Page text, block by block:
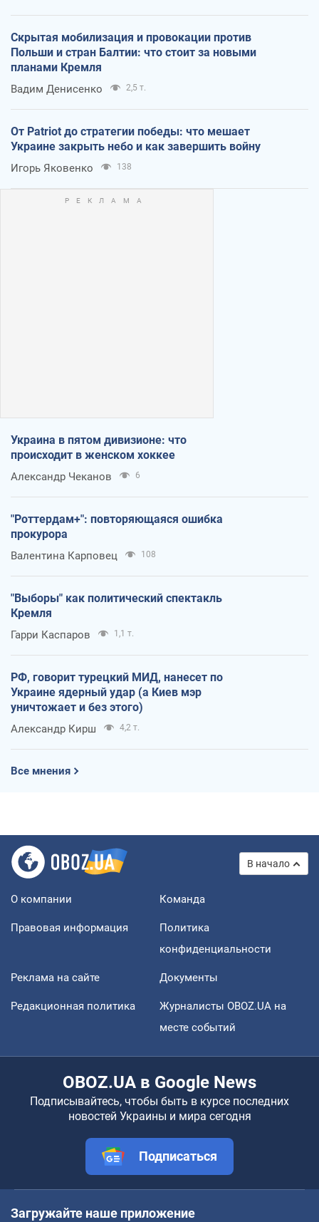
Скрытая мобилизация и провокации против
Польши и стран Балтии: что стоит за новыми
планами Кремля
Вадим Денисенко 2,5 т.
От Patriot до стратегии победы: что мешает
Украине закрыть небо и как завершить войну
Игорь Яковенко 138
Украина в пятом дивизионе: что
происходит в женском хоккее
Александр Чеканов 6
"Роттердам+": повторяющаяся ошибка
прокурора
Валентина Карповец 108
"Выборы" как политический спектакль
Кремля
Гарри Каспаров 1,1 т.
РФ, говорит турецкий МИД, нанесет по
Украине ядерный удар (а Киев мэр
уничтожает и без этого)
Александр Кирш 4,2 т.
Все мнения
В начало
О компании Команда
Правовая информация
Политика
конфиденциальности
Реклама на сайте Документы
Редакционная политика
Журналисты OBOZ.UA на
месте событий
OBOZ.UA в Google News
Подписывайтесь, чтобы быть в курсе последних
новостей Украины и мира сегодня
Подписаться
Загружайте наше приложение